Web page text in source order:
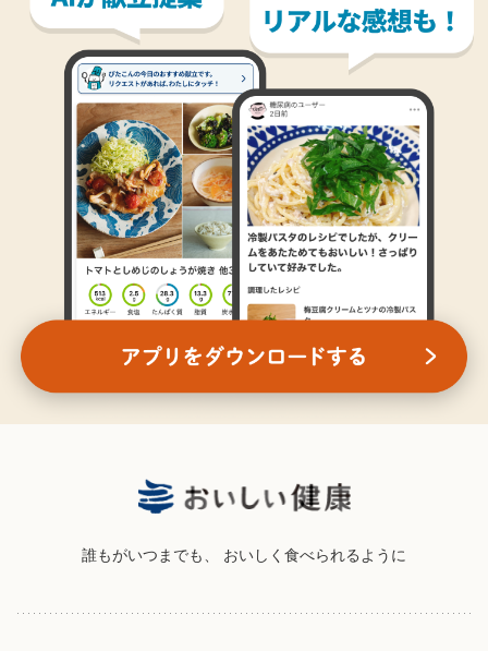
誰もがいつまでも、 おいしく食べられるように